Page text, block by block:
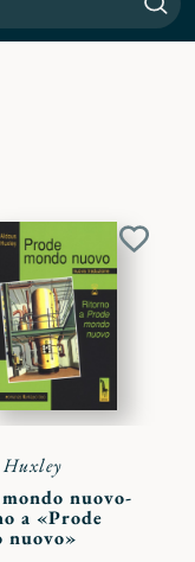
nuovo-
a «Prode
nuovo»